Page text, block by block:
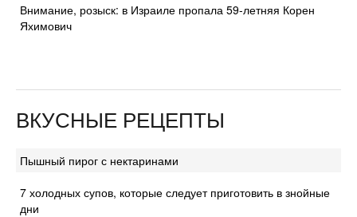
Внимание, розыск: в Израиле пропала 59-летняя Корен
Яхимович
ВКУСНЫЕ РЕЦЕПТЫ
Пышный пирог с нектаринами
7 холодных супов, которые следует приготовить в знойные
дни